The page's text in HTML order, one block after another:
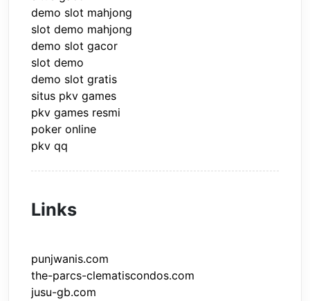
demo slot mahjong
slot demo mahjong
demo slot gacor
slot demo
demo slot gratis
situs pkv games
pkv games resmi
poker online
pkv qq
Links
punjwanis.com
the-parcs-clematiscondos.com
jusu-gb.com